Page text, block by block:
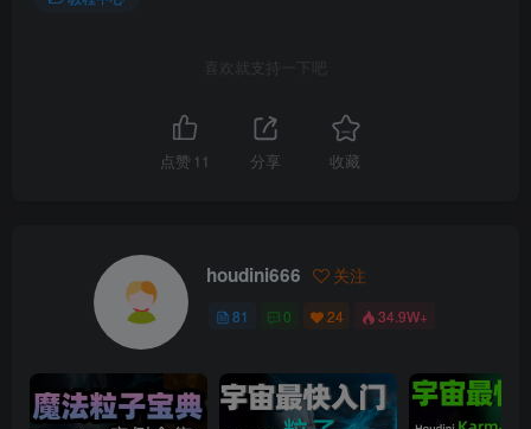
喜欢就支持一下吧
点赞 11 分享 收藏
houdini666 关注
81 0 24 34.9W+